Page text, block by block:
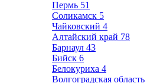
Пермь 51
Соликамск 5
Чайковский 4
Алтайский край 78
Барнаул 43
Бийск 6
Белокуриха 4
Волгоградская область